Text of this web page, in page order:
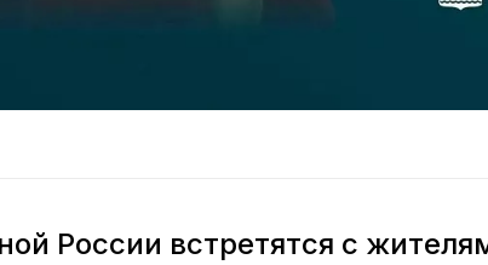
России встретятся с